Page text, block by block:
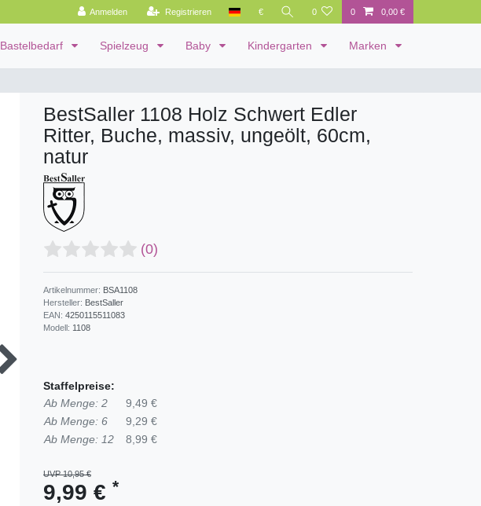
Anmelden Registrieren € 0 0 0,00 €
Bastelbedarf Spielzeug Baby Kindergarten Marken
BestSaller 1108 Holz Schwert Edler
Ritter, Buche, massiv, ungeölt, 60cm,
natur
(0)
Artikelnummer: BSA1108
Hersteller: BestSaller
EAN: 4250115511083
Modell: 1108
Staffelpreise:
Ab Menge: 2
9,49 €
Ab Menge: 6
9,29 €
Ab Menge: 12
8,99 €
UVP 10,95 €
9,99 € *